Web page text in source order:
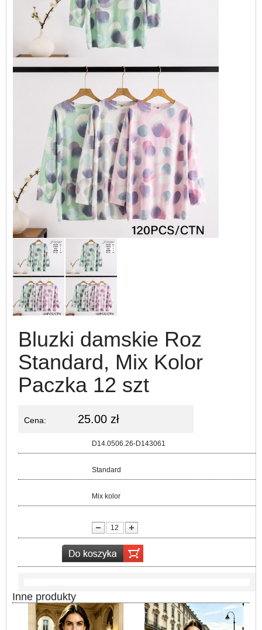
Bluzki damskie Roz
Standard, Mix Kolor
Paczka 12 szt
Cena: 25.00 zł
D14.0506.26-D143061
Standard
Mix kolor
Inne produkty